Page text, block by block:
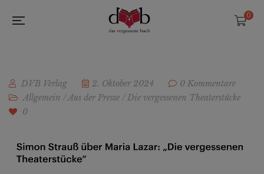
0
DVB Verlag 2. Oktober 2024
0 Kommentare
Allgemein /Aus der Presse /Die vergessenen Theaterstücke
0